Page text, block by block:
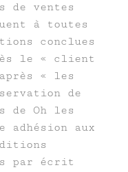
de ventes
à toutes
conclues
le « client
« les
de
de Oh les
adhésion aux
par écrit